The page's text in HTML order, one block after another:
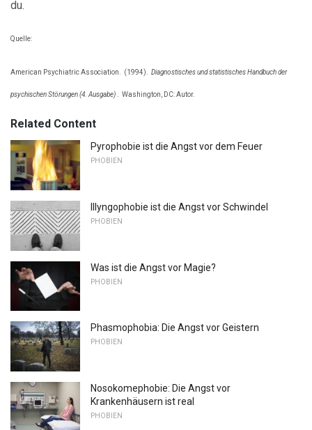
du.
Quelle:
American Psychiatric Association. (1994). Diagnostisches und statistisches Handbuch der
psychischen Störungen (4. Ausgabe). Washington, DC: Autor.
Related Content
Pyrophobie ist die Angst vor dem Feuer
PHOBIEN
Illyngophobie ist die Angst vor Schwindel
PHOBIEN
Was ist die Angst vor Magie?
PHOBIEN
Phasmophobia: Die Angst vor Geistern
PHOBIEN
Nosokomephobie: Die Angst vor
Krankenhäusern ist real
PHOBIEN